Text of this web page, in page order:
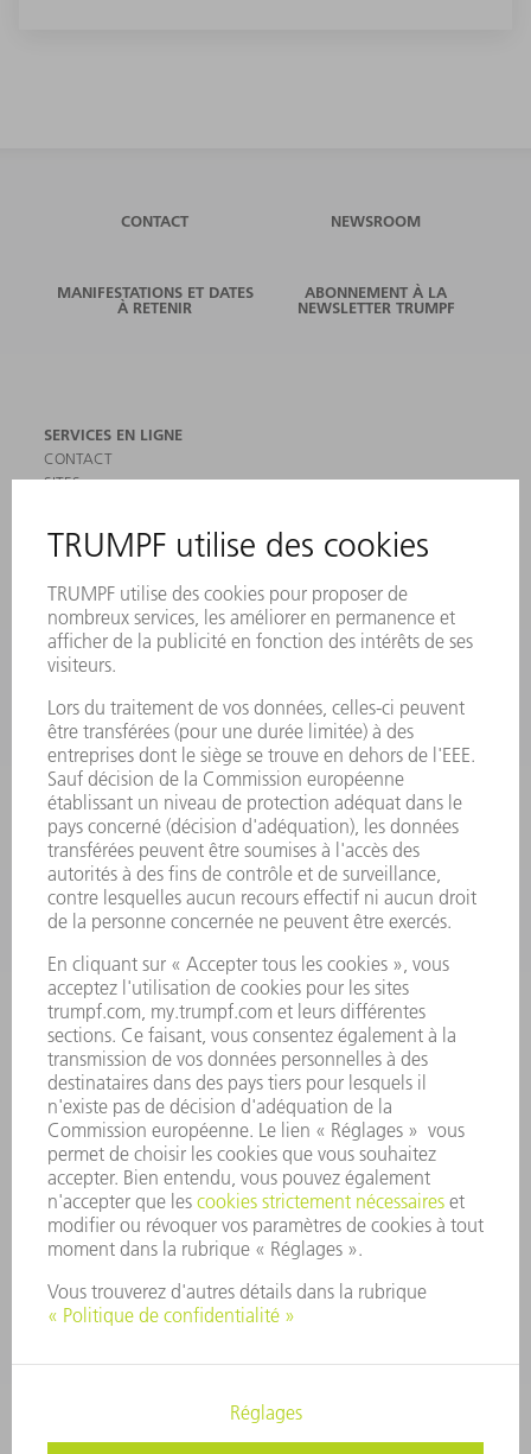
CONTACT NEWSROOM
MANIFESTATIONS ET DATES
À RETENIR
ABONNEMENT À LA
NEWSLETTER TRUMPF
SERVICES EN LIGNE
CONTACT
SITES
INSCRIPTION À LA NEWSLETTER
MYTRUMPF
PRODUITS
MACHINES & SYSTÈMES
LASER
ELECTRONIQUE DE PUISSANCE
OUTILS ÉLECTRIQUES
SMART FACTORY
LOGICIEL
SERVICES
APPLICATIONS
SECTEURS D'ACTIVITÉ
ENTREPRISE
CARRIÈRE
OFFRES D'EMPLOI
PROFIL DE L'ENTREPRISE
CONSEIL D'ADMINISTRATION
RAPPORT ANNUEL
PRINCIPES FONDAMENTAUX DE L'ENTREPRISE
CONFORMITÉ
SYSTÈME D'ALERTE
SÉCURITÉ
COMMUNIQUÉS DE PRESSE
MAGAZINE
DURABILITÉ
ENVIRONNEMENT ET CLIMAT
SOCIAL ET SOCIÉTÉ
GESTION D'ENTREPRISE
PROTECTION DES DONNÉES PERSONNELLES